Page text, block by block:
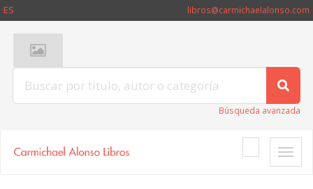
ES libros@carmichaelalonso.com
Búsqueda avanzada
Toggle